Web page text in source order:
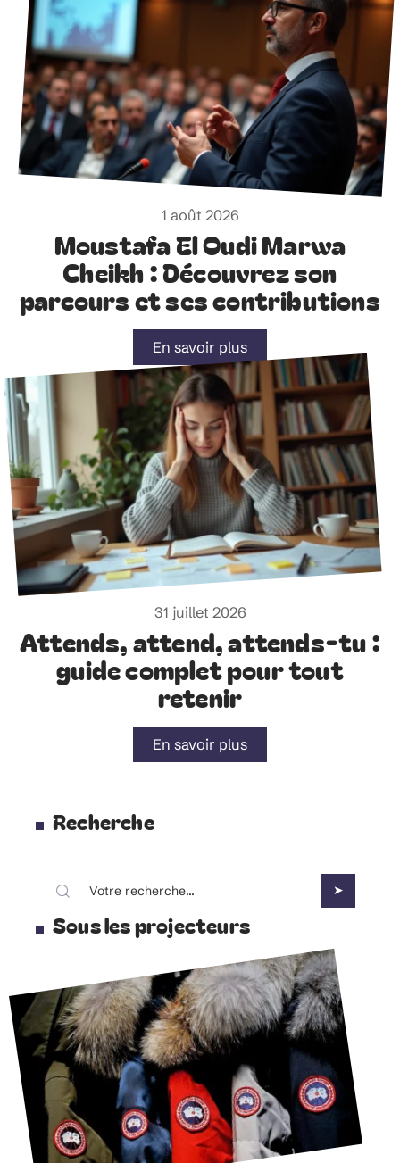
1 août 2026
Moustafa El Oudi Marwa
Cheikh : Découvrez son
parcours et ses contributions
En savoir plus
31 juillet 2026
Attends, attend, attends-tu :
guide complet pour tout
retenir
En savoir plus
Recherche
Sous les projecteurs